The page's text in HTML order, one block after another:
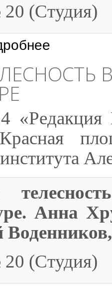
(Студия)
Анна
(Студия)